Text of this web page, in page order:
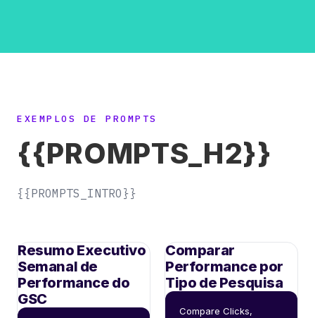
EXEMPLOS DE PROMPTS
{{PROMPTS_H2}}
{{PROMPTS_INTRO}}
Resumo Executivo
Semanal de
Performance do
GSC
Comparar
Performance por
Tipo de Pesquisa
Compare Clicks,